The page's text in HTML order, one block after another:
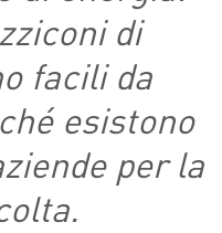
di
facili da
esistono
per la